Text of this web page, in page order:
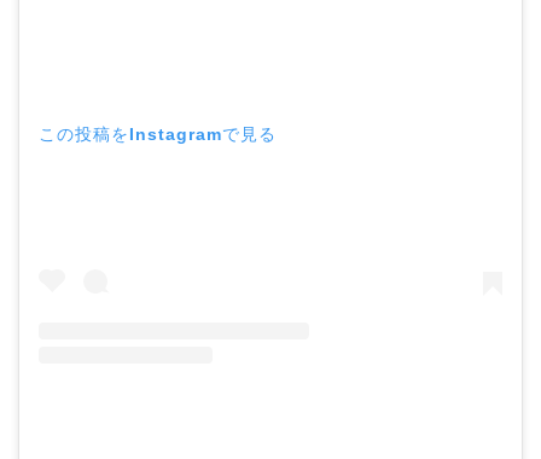
この投稿をInstagramで見る